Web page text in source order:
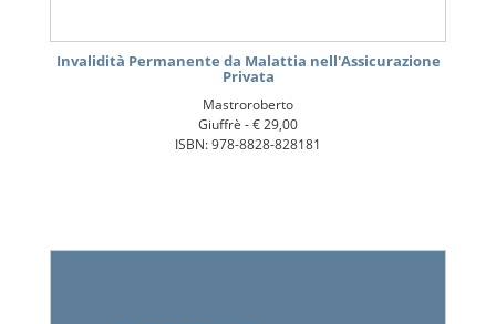
Invalidità Permanente da Malattia nell'Assicurazione
Privata
Mastroroberto
Giuffrè -€ 29,00
ISBN: 978-8828-828181